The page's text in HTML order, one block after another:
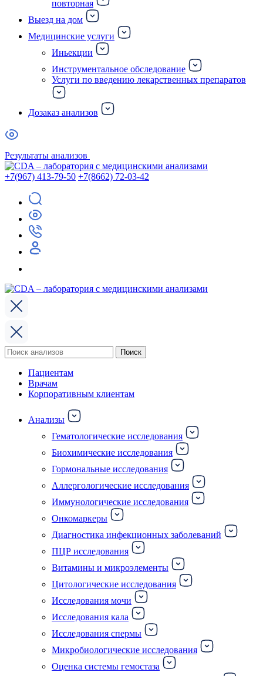
повторная
Выезд на дом
Медицинские услуги
Иньекции
Инструментальное обследование
Услуги по введению лекарственных препаратов
Дозаказ анализов
Результаты анализов
+7(967) 413-79-50 +7(8662) 72-03-42
Поиск
по:
Поиск
Пациентам
Врачам
Корпоративным клиентам
Анализы
Гематологические исследования
Биохимические исследования
Гормональные исследования
Аллергологические исследования
Иммунологические исследования
Онкомаркеры
Диагностика инфекционных заболеваний
ПЦР исследования
Витамины и микроэлементы
Цитологические исследования
Исследования мочи
Исследования кала
Исследования спермы
Микробиологические исследования
Оценка системы гемостаза